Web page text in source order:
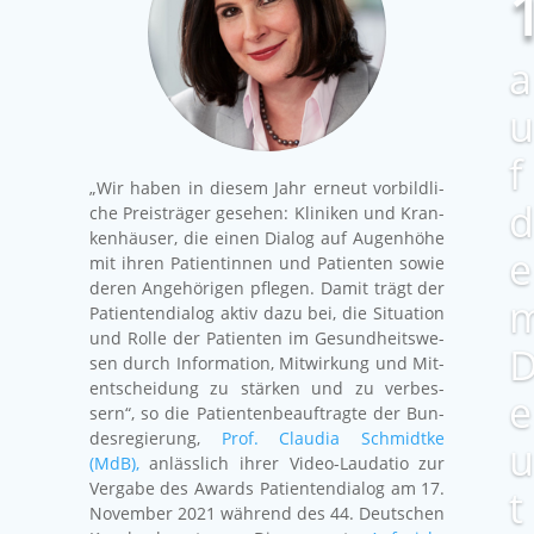
a
u
f
d
e
e
u
t
„Wir haben in die­sem Jahr erneut vor­bild­li­
che Preis­trä­ger gese­hen: Kli­ni­ken und Kran­
ken­häu­ser, die einen Dia­log auf Augen­hö­he
mit ihren Pati­en­tin­nen und Pati­en­ten sowie
deren Ange­hö­ri­gen pfle­gen. Damit trägt der
Pati­en­ten­dia­log aktiv dazu bei, die Situa­ti­on
und Rol­le der Pati­en­ten im Gesund­heits­we­
sen durch Infor­ma­ti­on, Mit­wir­kung und Mit­
ent­schei­dung zu stär­ken und zu ver­bes­
sern“, so die Pati­en­ten­be­auf­trag­te der Bun­
des­re­gie­rung, Prof. Clau­dia Schmidt­ke
(MdB),anläss­lich ihrer Video-Lau­da­tio zur
Ver­ga­be des Awards Pati­en­ten­dia­log am 17.
Novem­ber 2021 wäh­rend des 44. Deut­schen